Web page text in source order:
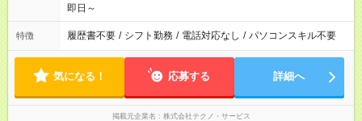
即日～
特徴 履歴書不要 / シフト勤務 / 電話対応なし / パソコンスキル不要
気になる！ 応募する 詳細へ
掲載元企業名 株式会社テクノ・サービス